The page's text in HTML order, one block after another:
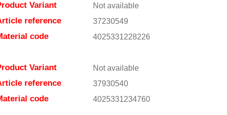
Variant Not available
reference 37230549
code 4025331228226
Variant Not available
reference 37930540
code 4025331234760